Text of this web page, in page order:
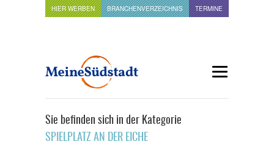
HIER WERBEN BRANCHENVERZEICHNIS TERMINE
Sie befinden sich in der Kategorie
SPIELPLATZ AN DER EICHE